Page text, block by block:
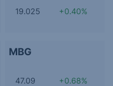
19.025 +0.40%
MBG
47.09 +0.68%